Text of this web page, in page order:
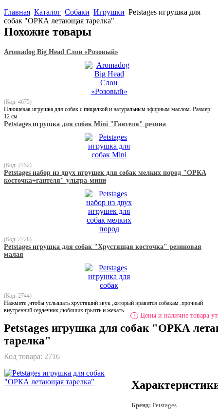
Главная Каталог Собаки Игрушки Petstages игрушка для
собак "ОРКА летающая тарелка"
Похожие товары
Aromadog Big Head Слон «Розовый»
(Код: 4675)
Плюшевая игрушка для собак с пищалкой и натуральным эфирным маслом. Размер:
12 см
Petstages игрушка для собак Mini "Гантеля" резина
(Код: 2752)
Petstages набор из двух игрушек для собак мелких пород "ОРКА
косточка+гантеля" ультра-мини
(Код: 2728)
Petstages игрушка для собак "Хрустящая косточка" резиновая
малая
(Код: 2744)
Нажмите ,чтобы услышать хрустяший звук ,который нравится собакам .прочный
внутренний сердечник,любяших грызть и жевать.
! Цены и наличие товара
Petstages игрушка для собак "ОРКА
тарелка"
Код товара: 2716
Бренд: Petstages